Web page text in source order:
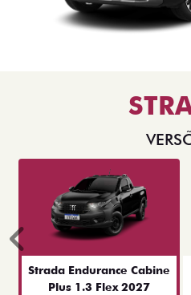
Strada Endurance Cabine
Plus 1.3 Flex 2027
Anterior